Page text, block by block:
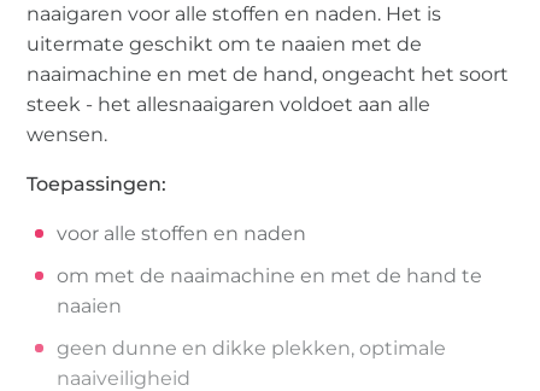
naaigaren voor alle stoffen en naden. Het is
uitermate geschikt om te naaien met de
naaimachine en met de hand, ongeacht het soort
steek - het allesnaaigaren voldoet aan alle
wensen.
Toepassingen:
voor alle stoffen en naden
om met de naaimachine en met de hand te
naaien
geen dunne en dikke plekken, optimale
naaiveiligheid